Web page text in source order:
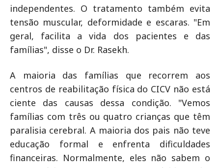
independentes. O tratamento também evita
tensão muscular, deformidade e escaras. "Em
geral, facilita a vida dos pacientes e das
famílias", disse o Dr. Rasekh.
A maioria das famílias que recorrem aos
centros de reabilitação física do CICV não está
ciente das causas dessa condição. "Vemos
famílias com três ou quatro crianças que têm
paralisia cerebral. A maioria dos pais não teve
educação formal e enfrenta dificuldades
financeiras. Normalmente, eles não sabem o